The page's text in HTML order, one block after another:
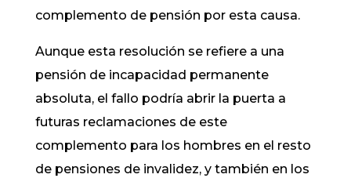
complemento de pensión por esta causa.
Aunque esta resolución se refiere a una
pensión de incapacidad permanente
absoluta, el fallo podría abrir la puerta a
futuras reclamaciones de este
complemento para los hombres en el resto
de pensiones de invalidez, y también en los